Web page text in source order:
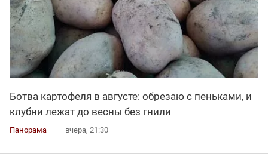
Ботва картофеля в августе: обрезаю с пеньками, и
клубни лежат до весны без гнили
Панорама вчера, 21:30